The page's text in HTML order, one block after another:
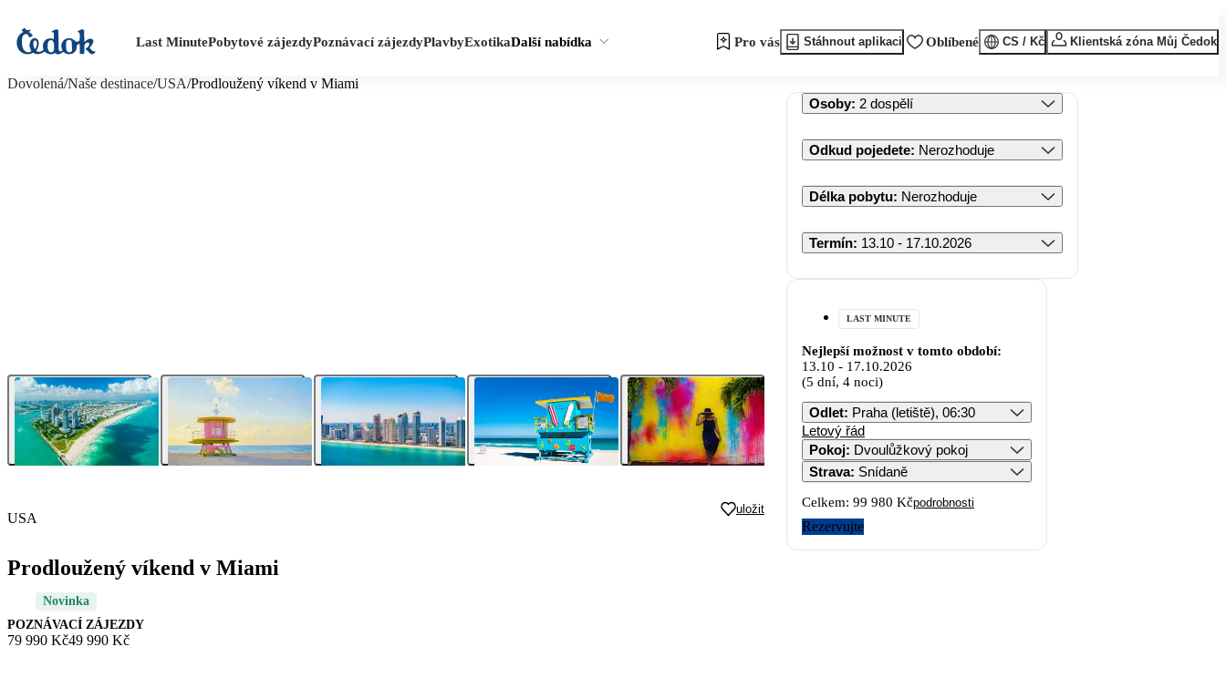
Last MinutePobytové zájezdyPoznávací zájezdyPlavbyExotikaDalší nabídka Pro vás Stáhnout aplikaci Oblíbené CS / Kč Klientská zóna Můj Čedok
Dovolená/Naše destinace/USA/Prodloužený víkend v Miami
USA
uložit
Prodloužený víkend v Miami
Novinka
POZNÁVACÍ ZÁJEZDY
79 990 Kč49 990 Kč
Osoby: 2 dospělí
Odkud pojedete: Nerozhoduje
Délka pobytu: Nerozhoduje
Termín: 13.10 - 17.10.2026
LAST MINUTE
Nejlepší možnost v tomto období:
13.10 - 17.10.2026
(5 dní, 4 noci)
Odlet: Praha (letiště), 06:30
Letový řád
Pokoj: Dvoulůžkový pokoj
Strava: Snídaně
Celkem: 99 980 Kčpodrobnosti
Rezervujte